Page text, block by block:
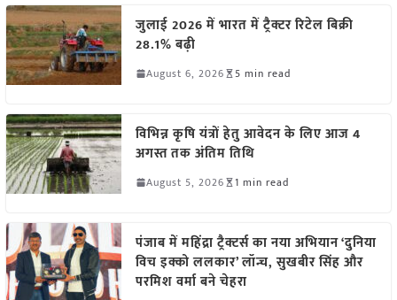
जुलाई 2026 में भारत में ट्रैक्टर रिटेल बिक्री
28.1% बढ़ी
August 6, 2026 5 min read
विभिन्न कृषि यंत्रों हेतु आवेदन के लिए आज 4
अगस्त तक अंतिम तिथि
August 5, 2026 1 min read
पंजाब में महिंद्रा ट्रैक्टर्स का नया अभियान ‘दुनिया
विच इक्को ललकार’ लॉन्च, सुखबीर सिंह और
परमिश वर्मा बने चेहरा